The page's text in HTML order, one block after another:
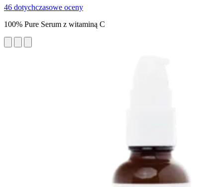
46 dotychczasowe oceny
100% Pure Serum z witaminą C